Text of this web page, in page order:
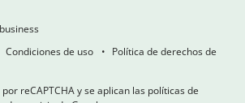
Condiciones de uso
Política de derechos de
reCAPTCHA y se aplican las políticas de